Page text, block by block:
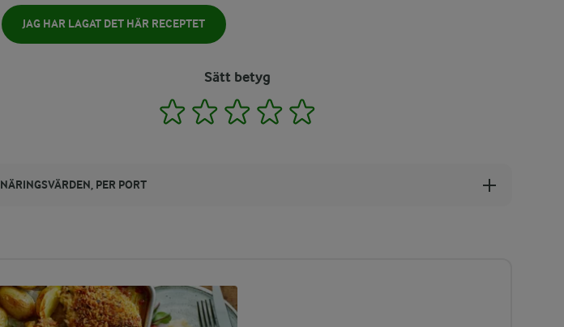
JAG HAR LAGAT DET HÄR RECEPTET
Sätt betyg
1 2 3 4
NÄRINGSVÄRDEN, PER PORT
ENERGIDISTRIBUTION %
NÄRINGSVÄRDEN PER PORT